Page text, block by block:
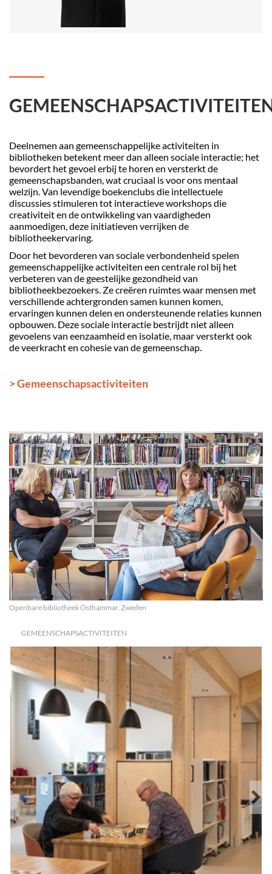
Deelnemen aan gemeenschappelijke activiteiten in
bibliotheken betekent meer dan alleen sociale interactie; het
bevordert het gevoel erbij te horen en versterkt de
gemeenschapsbanden, wat cruciaal is voor ons mentaal
welzijn. Van levendige boekenclubs die intellectuele
discussies stimuleren tot interactieve workshops die
creativiteit en de ontwikkeling van vaardigheden
aanmoedigen, deze initiatieven verrijken de
bibliotheekervaring.
Door het bevorderen van sociale verbondenheid spelen
gemeenschappelijke activiteiten een centrale rol bij het
verbeteren van de geestelijke gezondheid van
bibliotheekbezoekers. Ze creëren ruimtes waar mensen met
verschillende achtergronden samen kunnen komen,
ervaringen kunnen delen en ondersteunende relaties kunnen
opbouwen. Deze sociale interactie bestrijdt niet alleen
gevoelens van eenzaamheid en isolatie, maar versterkt ook
de veerkracht en cohesie van de gemeenschap.
> Gemeenschapsactiviteiten
Openbare bibliotheek Östhammar, Zweden
GEMEENSCHAP​SACTIVITEITEN